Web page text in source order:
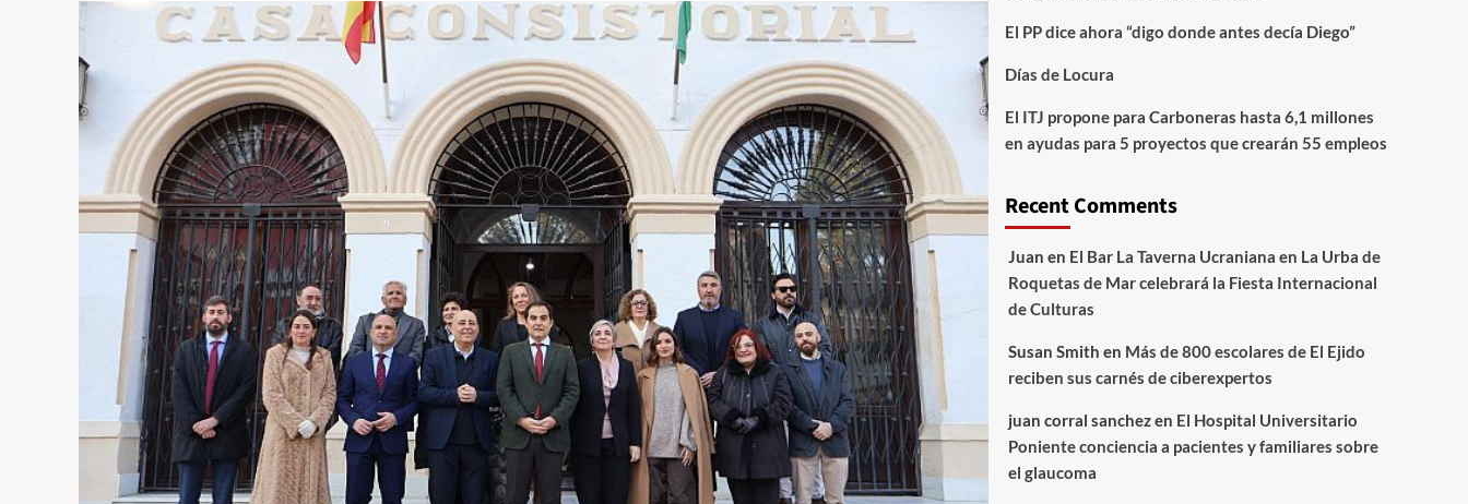
El PP dice ahora “digo donde antes decía Diego”
Días de Locura
El ITJ propone para Carboneras hasta 6,1 millones
en ayudas para 5 proyectos que crearán 55 empleos
Recent Comments
Juan en El Bar La Taverna Ucraniana en La Urba de
Roquetas de Mar celebrará la Fiesta Internacional
de Culturas
Susan Smith en Más de 800 escolares de El Ejido
reciben sus carnés de ciberexpertos
juan corral sanchezen El Hospital Universitario
Poniente conciencia a pacientes y familiares sobre
el glaucoma